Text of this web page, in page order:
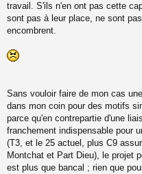
travail. S'ils n'en ont pas cette
sont pas à leur place, ne sont
encombrent.
Sans vouloir faire de mon cas
dans mon coin pour des motifs
parce qu'en contrepartie d'une
franchement indispensable pour
(T3, et le 25 actuel, plus C9
Montchat et Part Dieu), le projet
est plus que bancal ; rien que